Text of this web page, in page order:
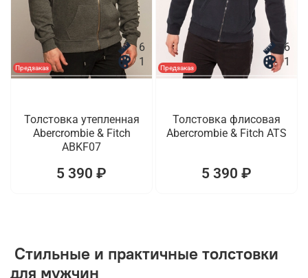
Предзаказ
6
1
Толстовка утепленная
Abercrombie & Fitch
ABKF07
5 390 ₽
Предзаказ
6
1
Толстовка флисовая
Abercrombie & Fitch ATS
5 390 ₽
Стильные и практичные толстовки
для мужчин